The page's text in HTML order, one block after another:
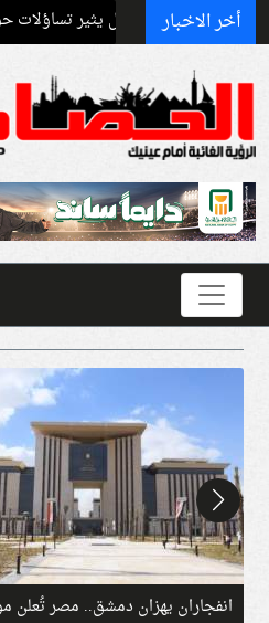
أخر الاخبار
مع إسرائيل يثير تساؤلات حول
انفجاران يهزان دمشق.. مصر تُعلن